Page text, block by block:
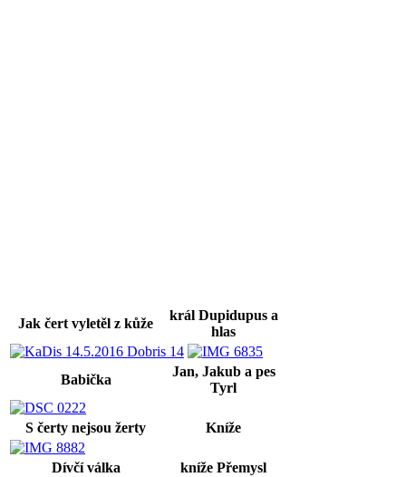
Jak čert vyletěl z kůže
král Dupidupus a
hlas
Babička
Jan, Jakub a pes
Tyrl
S čerty nejsou žerty Kníže
Dívčí válka kníže Přemysl